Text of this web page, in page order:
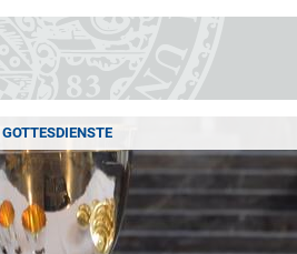
GOTTESDIENSTE